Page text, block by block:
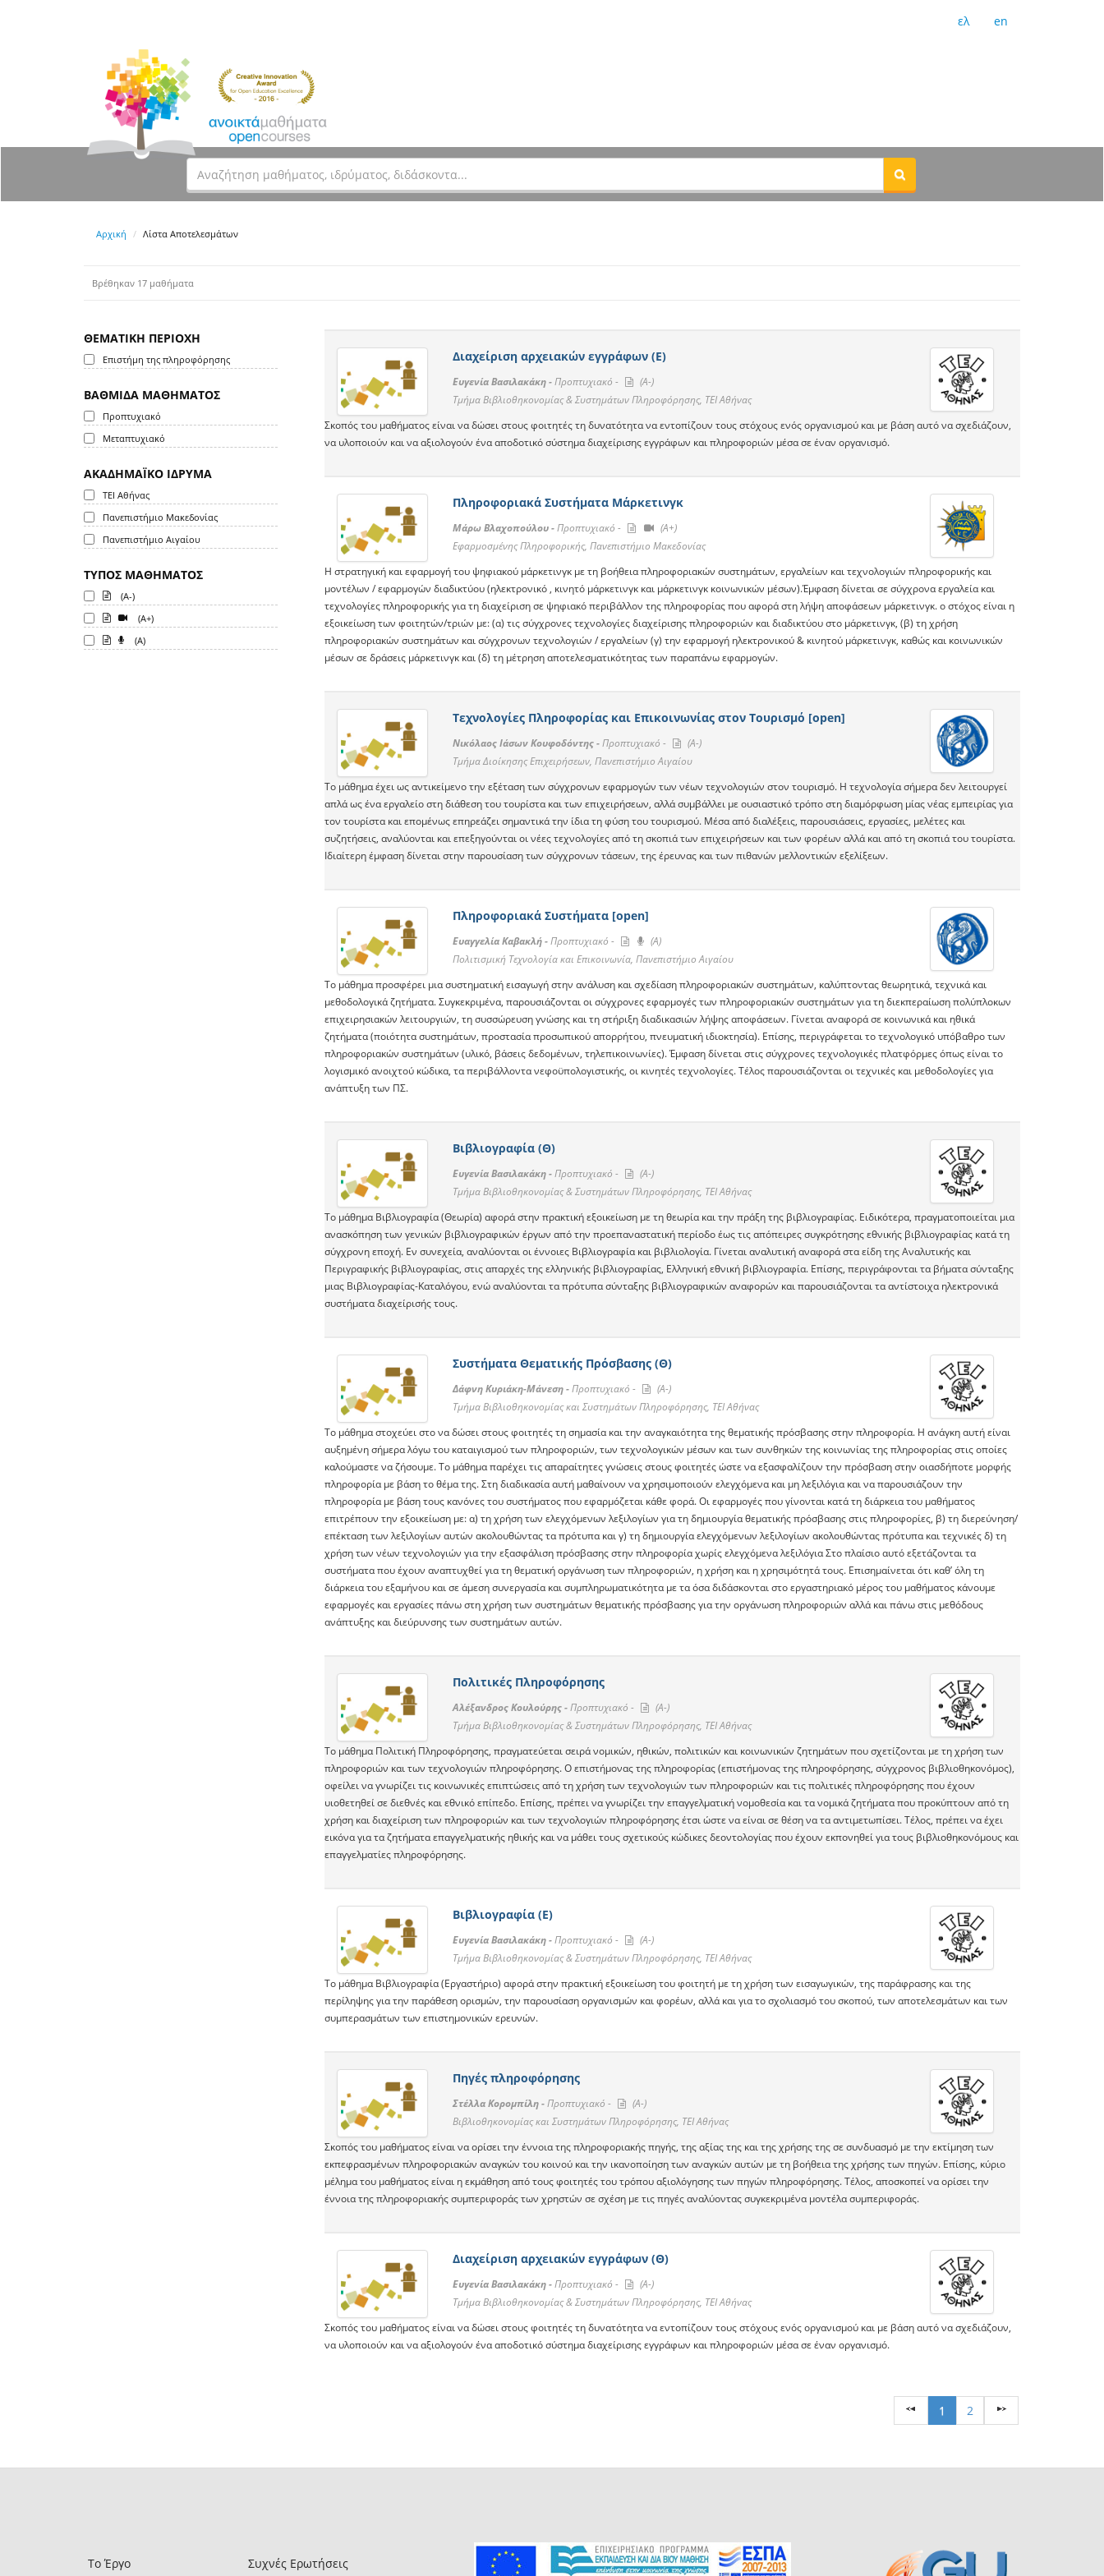
ελ en
Αρχική Λίστα Αποτελεσμάτων
Βρέθηκαν 17 μαθήματα
ΘΕΜΑΤΙΚΗ ΠΕΡΙΟΧΗ
Επιστήμη της πληροφόρησης
ΒΑΘΜΙΔΑ ΜΑΘΗΜΑΤΟΣ
Προπτυχιακό
Μεταπτυχιακό
ΑΚΑΔΗΜΑΪΚΟ ΙΔΡΥΜΑ
ΤΕΙ Αθήνας
Πανεπιστήμιο Μακεδονίας
Πανεπιστήμιο Αιγαίου
ΤΥΠΟΣ ΜΑΘΗΜΑΤΟΣ
(A-)
(A+)
(A)
Διαχείριση αρχειακών εγγράφων (Ε)
Ευγενία Βασιλακάκη -Προπτυχιακό -
(A-)
Τμήμα Βιβλιοθηκονομίας & Συστημάτων Πληροφόρησης, ΤΕΙ Αθήνας
Σκοπός του μαθήματος είναι να δώσει στους φοιτητές τη δυνατότητα να εντοπίζουν τους στόχους ενός οργανισμού και με βάση αυτό να σχεδιάζουν,
να υλοποιούν και να αξιολογούν ένα αποδοτικό σύστημα διαχείρισης εγγράφων και πληροφοριών μέσα σε έναν οργανισμό.
Πληροφοριακά Συστήματα Μάρκετινγκ
Μάρω Βλαχοπούλου -Προπτυχιακό -
(A+)
Εφαρμοσμένης Πληροφορικής, Πανεπιστήμιο Μακεδονίας
Η στρατηγική και εφαρμογή του ψηφιακού μάρκετινγκ με τη βοήθεια πληροφοριακών συστημάτων, εργαλείων και τεχνολογιών πληροφορικής και
μοντέλων / εφαρμογών διαδικτύου (ηλεκτρονικό , κινητό μάρκετινγκ και μάρκετινγκ κοινωνικών μέσων).Έμφαση δίνεται σε σύγχρονα εργαλεία και
τεχνολογίες πληροφορικής για τη διαχείριση σε ψηφιακό περιβάλλον της πληροφορίας που αφορά στη λήψη αποφάσεων μάρκετινγκ. ο στόχος είναι η
εξοικείωση των φοιτητών/τριών με: (α) τις σύγχρονες τεχνολογίες διαχείρισης πληροφοριών και διαδικτύου στο μάρκετινγκ, (β) τη χρήση
πληροφοριακών συστημάτων και σύγχρονων τεχνολογιών / εργαλείων (γ) την εφαρμογή ηλεκτρονικού & κινητού μάρκετινγκ, καθώς και κοινωνικών
μέσων σε δράσεις μάρκετινγκ και (δ) τη μέτρηση αποτελεσματικότητας των παραπάνω εφαρμογών.
Τεχνολογίες Πληροφορίας και Επικοινωνίας στον Τουρισμό [open]
Νικόλαος Ιάσων Κουφοδόντης -Προπτυχιακό -
(A-)
Τμήμα Διοίκησης Επιχειρήσεων, Πανεπιστήμιο Αιγαίου
Το μάθημα έχει ως αντικείμενο την εξέταση των σύγχρονων εφαρμογών των νέων τεχνολογιών στον τουρισμό. Η τεχνολογία σήμερα δεν λειτουργεί
απλά ως ένα εργαλείο στη διάθεση του τουρίστα και των επιχειρήσεων, αλλά συμβάλλει με ουσιαστικό τρόπο στη διαμόρφωση μίας νέας εμπειρίας για
τον τουρίστα και επομένως επηρεάζει σημαντικά την ίδια τη φύση του τουρισμού. Μέσα από διαλέξεις, παρουσιάσεις, εργασίες, μελέτες και
συζητήσεις, αναλύονται και επεξηγούνται οι νέες τεχνολογίες από τη σκοπιά των επιχειρήσεων και των φορέων αλλά και από τη σκοπιά του τουρίστα.
Ιδιαίτερη έμφαση δίνεται στην παρουσίαση των σύγχρονων τάσεων, της έρευνας και των πιθανών μελλοντικών εξελίξεων.
Πληροφοριακά Συστήματα [open]
Ευαγγελία Καβακλή -Προπτυχιακό -
(A)
Πολιτισμική Τεχνολογία και Επικοινωνία, Πανεπιστήμιο Αιγαίου
Το μάθημα προσφέρει μια συστηματική εισαγωγή στην ανάλυση και σχεδίαση πληροφοριακών συστημάτων, καλύπτοντας θεωρητικά, τεχνικά και
μεθοδολογικά ζητήματα. Συγκεκριμένα, παρουσιάζονται οι σύγχρονες εφαρμογές των πληροφοριακών συστημάτων για τη διεκπεραίωση πολύπλοκων
επιχειρησιακών λειτουργιών, τη συσσώρευση γνώσης και τη στήριξη διαδικασιών λήψης αποφάσεων. Γίνεται αναφορά σε κοινωνικά και ηθικά
ζητήματα (ποιότητα συστημάτων, προστασία προσωπικού απορρήτου, πνευματική ιδιοκτησία). Επίσης, περιγράφεται το τεχνολογικό υπόβαθρο των
πληροφοριακών συστημάτων (υλικό, βάσεις δεδομένων, τηλεπικοινωνίες). Έμφαση δίνεται στις σύγχρονες τεχνολογικές πλατφόρμες όπως είναι το
λογισμικό ανοιχτού κώδικα, τα περιβάλλοντα νεφοϋπολογιστικής, οι κινητές τεχνολογίες. Τέλος παρουσιάζονται οι τεχνικές και μεθοδολογίες για
ανάπτυξη των ΠΣ.
Βιβλιογραφία (Θ)
Ευγενία Βασιλακάκη -Προπτυχιακό -
(A-)
Τμήμα Βιβλιοθηκονομίας & Συστημάτων Πληροφόρησης, ΤΕΙ Αθήνας
Το μάθημα Βιβλιογραφία (Θεωρία) αφορά στην πρακτική εξοικείωση με τη θεωρία και την πράξη της βιβλιογραφίας. Ειδικότερα, πραγματοποιείται μια
ανασκόπηση των γενικών βιβλιογραφικών έργων από την προεπαναστατική περίοδο έως τις απόπειρες συγκρότησης εθνικής βιβλιογραφίας κατά τη
σύγχρονη εποχή. Εν συνεχεία, αναλύονται οι έννοιες Βιβλιογραφία και βιβλιολογία. Γίνεται αναλυτική αναφορά στα είδη της Αναλυτικής και
Περιγραφικής βιβλιογραφίας, στις απαρχές της ελληνικής βιβλιογραφίας, Ελληνική εθνική βιβλιογραφία. Επίσης, περιγράφονται τα βήματα σύνταξης
μιας Βιβλιογραφίας-Καταλόγου, ενώ αναλύονται τα πρότυπα σύνταξης βιβλιογραφικών αναφορών και παρουσιάζονται τα αντίστοιχα ηλεκτρονικά
συστήματα διαχείρισής τους.
Συστήματα Θεματικής Πρόσβασης (Θ)
Δάφνη Κυριάκη-Μάνεση -Προπτυχιακό -
(A-)
Τμήμα Βιβλιοθηκονομίας και Συστημάτων Πληροφόρησης, ΤΕΙ Αθήνας
Το μάθημα στοχεύει στο να δώσει στους φοιτητές τη σημασία και την αναγκαιότητα της θεματικής πρόσβασης στην πληροφορία. Η ανάγκη αυτή είναι
αυξημένη σήμερα λόγω του καταιγισμού των πληροφοριών, των τεχνολογικών μέσων και των συνθηκών της κοινωνίας της πληροφορίας στις οποίες
καλούμαστε να ζήσουμε. Το μάθημα παρέχει τις απαραίτητες γνώσεις στους φοιτητές ώστε να εξασφαλίζουν την πρόσβαση στην οιασδήποτε μορφής
πληροφορία με βάση το θέμα της. Στη διαδικασία αυτή μαθαίνουν να χρησιμοποιούν ελεγχόμενα και μη λεξιλόγια και να παρουσιάζουν την
πληροφορία με βάση τους κανόνες του συστήματος που εφαρμόζεται κάθε φορά. Οι εφαρμογές που γίνονται κατά τη διάρκεια του μαθήματος
επιτρέπουν την εξοικείωση με: α) τη χρήση των ελεγχόμενων λεξιλογίων για τη δημιουργία θεματικής πρόσβασης στις πληροφορίες, β) τη διερεύνηση/
επέκταση των λεξιλογίων αυτών ακολουθώντας τα πρότυπα και γ) τη δημιουργία ελεγχόμενων λεξιλογίων ακολουθώντας πρότυπα και τεχνικές δ) τη
χρήση των νέων τεχνολογιών για την εξασφάλιση πρόσβασης στην πληροφορία χωρίς ελεγχόμενα λεξιλόγια Στο πλαίσιο αυτό εξετάζονται τα
συστήματα που έχουν αναπτυχθεί για τη θεματική οργάνωση των πληροφοριών, η χρήση και η χρησιμότητά τους. Επισημαίνεται ότι καθ’ όλη τη
διάρκεια του εξαμήνου και σε άμεση συνεργασία και συμπληρωματικότητα με τα όσα διδάσκονται στο εργαστηριακό μέρος του μαθήματος κάνουμε
εφαρμογές και εργασίες πάνω στη χρήση των συστημάτων θεματικής πρόσβασης για την οργάνωση πληροφοριών αλλά και πάνω στις μεθόδους
ανάπτυξης και διεύρυνσης των συστημάτων αυτών.
Πολιτικές Πληροφόρησης
Αλέξανδρος Κουλούρης -Προπτυχιακό -
(A-)
Τμήμα Βιβλιοθηκονομίας & Συστημάτων Πληροφόρησης, ΤΕΙ Αθήνας
Το μάθημα Πολιτική Πληροφόρησης, πραγματεύεται σειρά νομικών, ηθικών, πολιτικών και κοινωνικών ζητημάτων που σχετίζονται με τη χρήση των
πληροφοριών και των τεχνολογιών πληροφόρησης. Ο επιστήμονας της πληροφορίας (επιστήμονας της πληροφόρησης, σύγχρονος βιβλιοθηκονόμος),
οφείλει να γνωρίζει τις κοινωνικές επιπτώσεις από τη χρήση των τεχνολογιών των πληροφοριών και τις πολιτικές πληροφόρησης που έχουν
υιοθετηθεί σε διεθνές και εθνικό επίπεδο. Επίσης, πρέπει να γνωρίζει την επαγγελματική νομοθεσία και τα νομικά ζητήματα που προκύπτουν από τη
χρήση και διαχείριση των πληροφοριών και των τεχνολογιών πληροφόρησης έτσι ώστε να είναι σε θέση να τα αντιμετωπίσει. Τέλος, πρέπει να έχει
εικόνα για τα ζητήματα επαγγελματικής ηθικής και να μάθει τους σχετικούς κώδικες δεοντολογίας που έχουν εκπονηθεί για τους βιβλιοθηκονόμους και
επαγγελματίες πληροφόρησης.
Βιβλιογραφία (Ε)
Ευγενία Βασιλακάκη -Προπτυχιακό -
(A-)
Τμήμα Βιβλιοθηκονομίας & Συστημάτων Πληροφόρησης, ΤΕΙ Αθήνας
Το μάθημα Βιβλιογραφία (Εργαστήριο) αφορά στην πρακτική εξοικείωση του φοιτητή με τη χρήση των εισαγωγικών, της παράφρασης και της
περίληψης για την παράθεση ορισμών, την παρουσίαση οργανισμών και φορέων, αλλά και για το σχολιασμό του σκοπού, των αποτελεσμάτων και των
συμπερασμάτων των επιστημονικών ερευνών.
Πηγές πληροφόρησης
Στέλλα Κορομπίλη -Προπτυχιακό -
(A-)
Βιβλιοθηκονομίας και Συστημάτων Πληροφόρησης, ΤΕΙ Αθήνας
Σκοπός του μαθήματος είναι να ορίσει την έννοια της πληροφοριακής πηγής, της αξίας της και της χρήσης της σε συνδυασμό με την εκτίμηση των
εκπεφρασμένων πληροφοριακών αναγκών του κοινού και την ικανοποίηση των αναγκών αυτών με τη βοήθεια της χρήσης των πηγών. Επίσης, κύριο
μέλημα του μαθήματος είναι η εκμάθηση από τους φοιτητές του τρόπου αξιολόγησης των πηγών πληροφόρησης. Τέλος, αποσκοπεί να ορίσει την
έννοια της πληροφοριακής συμπεριφοράς των χρηστών σε σχέση με τις πηγές αναλύοντας συγκεκριμένα μοντέλα συμπεριφοράς.
Διαχείριση αρχειακών εγγράφων (Θ)
Ευγενία Βασιλακάκη -Προπτυχιακό -
(A-)
Τμήμα Βιβλιοθηκονομίας & Συστημάτων Πληροφόρησης, ΤΕΙ Αθήνας
Σκοπός του μαθήματος είναι να δώσει στους φοιτητές τη δυνατότητα να εντοπίζουν τους στόχους ενός οργανισμού και με βάση αυτό να σχεδιάζουν,
να υλοποιούν και να αξιολογούν ένα αποδοτικό σύστημα διαχείρισης εγγράφων και πληροφοριών μέσα σε έναν οργανισμό.
1 2
Το Έργο Συχνές Ερωτήσεις